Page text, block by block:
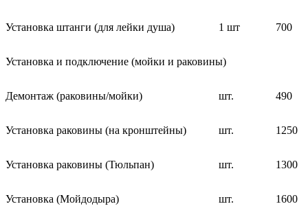
Установка штанги (для лейки душа) 1 шт 700
Установка и подключение (мойки и раковины)
Демонтаж (раковины/мойки) шт. 490
Установка раковины (на кронштейны) шт. 1250
Установка раковины (Тюльпан) шт. 1300
Установка (Мойдодыра) шт. 1600